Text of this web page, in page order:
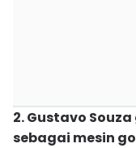
2. Gustavo
sebagai mesin